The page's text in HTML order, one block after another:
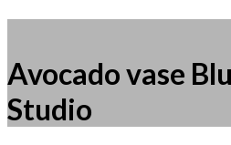
Avocado vase
Studio